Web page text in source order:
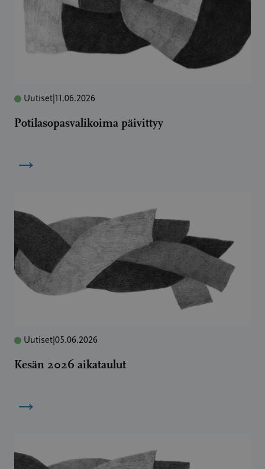
Uutiset 11.06.2026
Potilasopasvalikoima päivittyy
→
Uutiset 05.06.2026
Kesän 2026 aikataulut
→